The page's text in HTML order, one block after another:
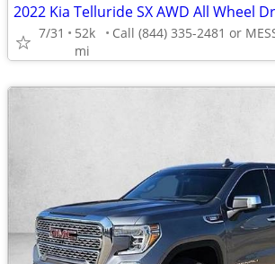
7/31
52k
mi